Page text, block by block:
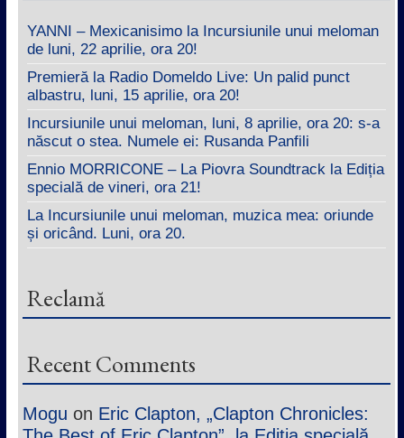
YANNI – Mexicanisimo la Incursiunile unui meloman
de luni, 22 aprilie, ora 20!
Premieră la Radio Domeldo Live: Un palid punct
albastru, luni, 15 aprilie, ora 20!
Incursiunile unui meloman, luni, 8 aprilie, ora 20: s-a
născut o stea. Numele ei: Rusanda Panfili
Ennio MORRICONE – La Piovra Soundtrack la Ediția
specială de vineri, ora 21!
La Incursiunile unui meloman, muzica mea: oriunde
și oricând. Luni, ora 20.
Reclamă
Recent Comments
Mogu on Eric Clapton, „Clapton Chronicles: